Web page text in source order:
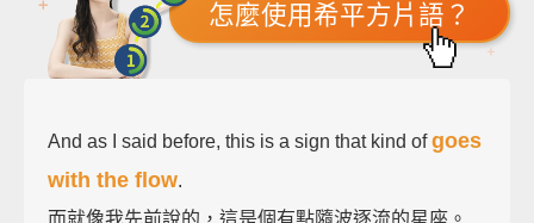
怎麼使用希平方片語？
And as I said before, this is a sign that kind ofgoes
with the flow.